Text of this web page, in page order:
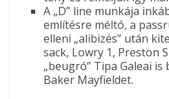
A „D” line munkája
említésre méltó, a
elleni „alibizés” után
sack, Lowry 1, Preston
„beugró” Tipa Galeai
Baker Mayfieldet.